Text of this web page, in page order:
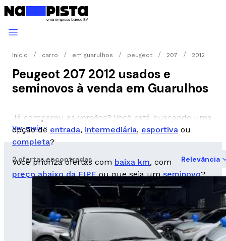
Início carro em guarulhos peugeot 207 2012
Peugeot 207 2012 usados e
seminovos à venda em Guarulhos
Já comparou as versões? Você está buscando uma
opção de entrada, intermediária, esportiva ou
completa?
Você prioriza ofertas com baixa km, com
preço abaixo da FIPEou que seja umseminovo?
Ver mais
2 ofertas encontradas Relevância